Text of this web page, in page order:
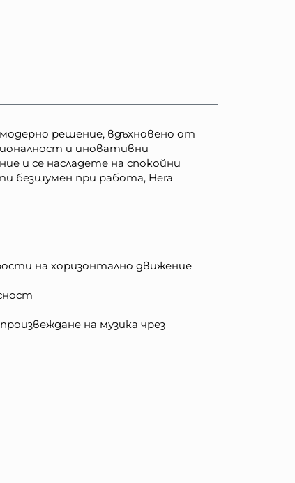
решение, вдъхновено от
и иновативни
и се насладете на спокойни
безшумен при работа, Hera
на хоризонтално движение
на музика чрез